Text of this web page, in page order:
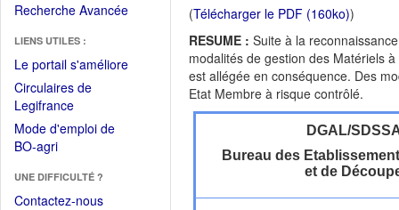
Recherche Avancée
LIENS UTILES :
Le portail s'améliore(Fichier
Circulaires de
Legifrance(Ouvrir
dans
une
fenêtre)
Mode d'emploi de
BO-agri(Ouvrir
une
nouvelle
UNE DIFFICULTÉ ?
Contactez-nous
(Télécharger le PDF (160ko))
RESUME : Suite à la
modalités de gestion des Matériels
est allégée en conséquence. Des
Etat Membre à risque contrôlé.
DGAL/
Bureau des
et de